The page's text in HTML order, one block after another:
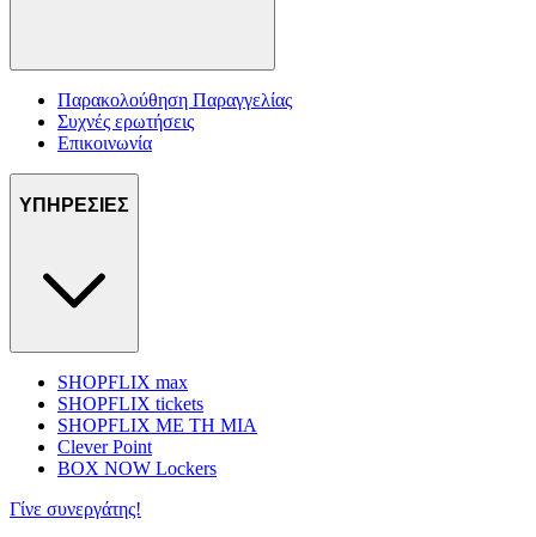
Παρακολούθηση Παραγγελίας
Συχνές ερωτήσεις
Επικοινωνία
ΥΠΗΡΕΣΙΕΣ
SHOPFLIX max
SHOPFLIX tickets
SHOPFLIX ΜΕ ΤΗ ΜΙΑ
Clever Point
BOX NOW Lockers
Γίνε συνεργάτης!